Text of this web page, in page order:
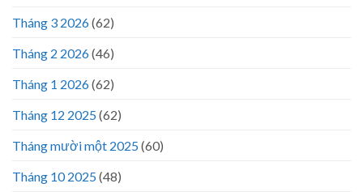
Tháng 3 2026(62)
Tháng 2 2026(46)
Tháng 1 2026(62)
Tháng 12 2025(62)
Tháng mười một 2025(60)
Tháng 10 2025(48)